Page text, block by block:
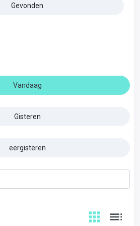
Gevonden
Vandaag
Gisteren
eergisteren